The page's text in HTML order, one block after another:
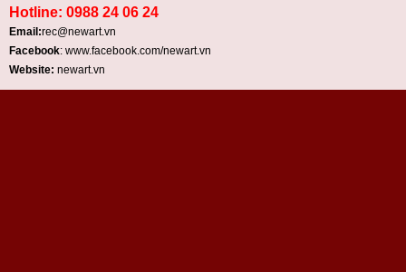
Hotline: 0988 24 06 24
Email:rec@newart.vn
Facebook: www.facebook.com/newart.vn
Website: newart.vn